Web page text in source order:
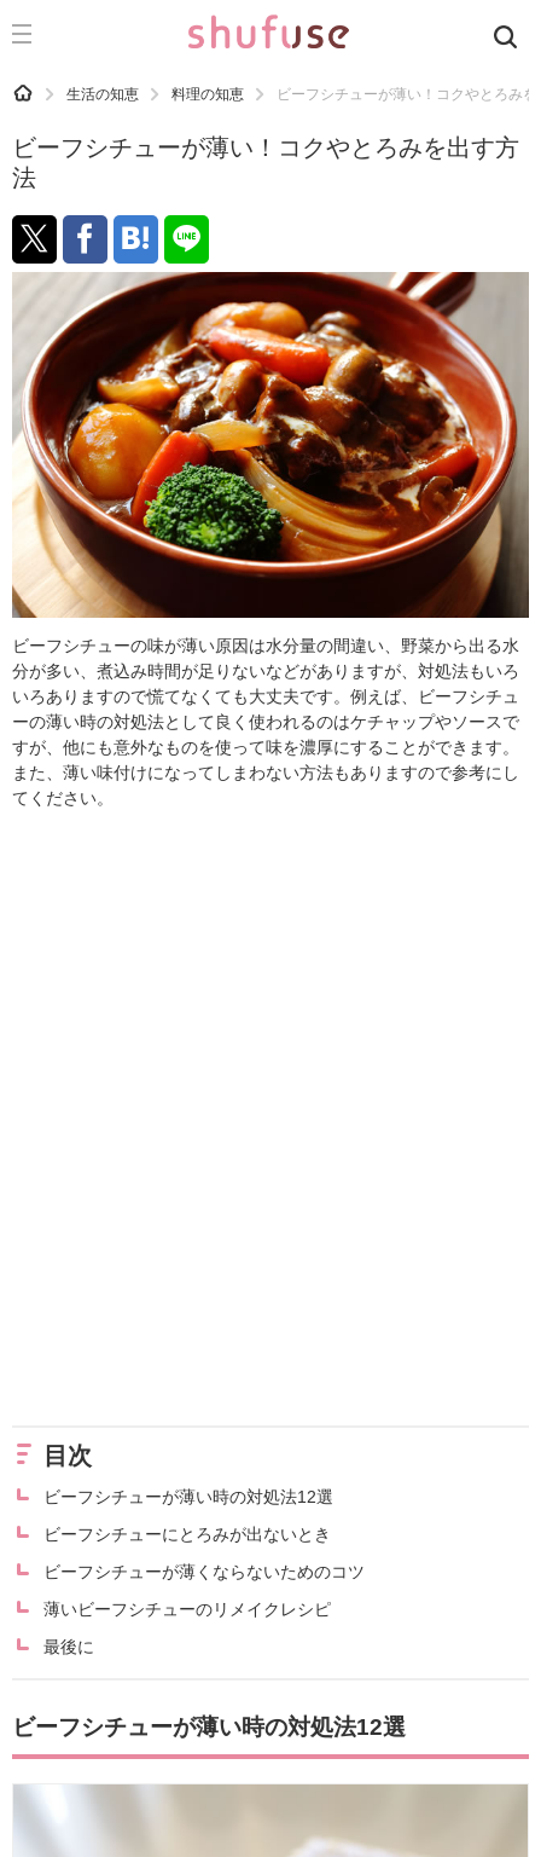
CATEGORY 記事カテゴリ
洗濯
生活の知恵
掃除
マナー
趣味
食材辞典
おすすめ
HOME 生活の知恵 料理の知恵 ビーフシチューが薄い！コクやとろみ
ビーフシチューが薄い！コクやとろみを出す方
法
ビーフシチューの味が薄い原因は水分量の間違い、野菜から出る水
分が多い、煮込み時間が足りないなどがありますが、対処法もいろ
いろありますので慌てなくても大丈夫です。例えば、ビーフシチュ
ーの薄い時の対処法として良く使われるのはケチャップやソースで
すが、他にも意外なものを使って味を濃厚にすることができます。
また、薄い味付けになってしまわない方法もありますので参考にし
てください。
目次
ビーフシチューが薄い時の対処法12選
ビーフシチューにとろみが出ないとき
ビーフシチューが薄くならないためのコツ
薄いビーフシチューのリメイクレシピ
最後に
ビーフシチューが薄い時の対処法12選